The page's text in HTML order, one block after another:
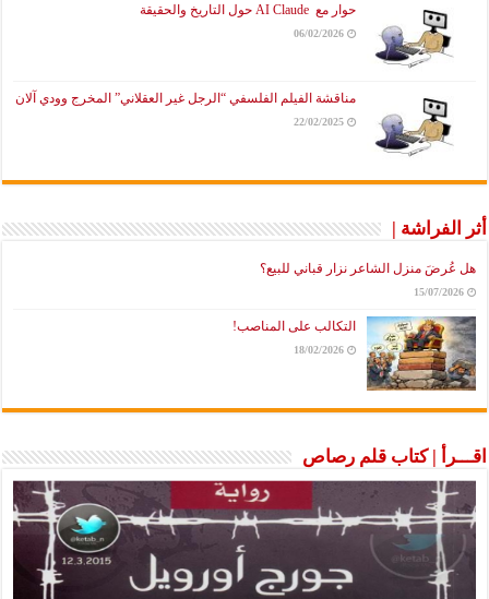
حوار مع AI Claude حول التاريخ والحقيقة
06/02/2026
مناقشة الفيلم الفلسفي “الرجل غير العقلاني” المخرج وودي آلان
22/02/2025
أثر الفراشة |
هل عُرضَ منزل الشاعر نزار قباني للبيع؟
15/07/2026
التكالب على المناصب!
18/02/2026
اقـــرأ | كتاب قلم رصاص